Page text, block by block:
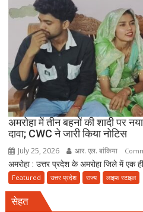
अमरोहा में तीन बहनों की शादी पर
दावा; CWC ने जारी किया नोटिस
July 25, 2026 आर. एल. बांकिया
अमरोहा : उत्तर प्रदेश के अमरोहा जिले में एक
Featured उत्तर प्रदेश राज्य लाइफ स्टाइल
सेहत